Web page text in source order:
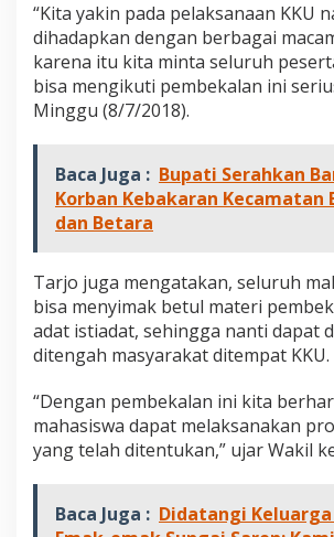
“Kita yakin pada pelaksanaan KKU
dihadapkan dengan berbagai
karena itu kita minta seluruh
bisa mengikuti pembekalan ini
Minggu (8/7/2018).
Baca Juga : Bupati Serahkan
Korban Kebakaran Kecamatan
dan Betara
Tarjo juga mengatakan, seluruh
bisa menyimak betul materi
adat istiadat, sehingga nanti dapat
ditengah masyarakat ditempat KKU.
“Dengan pembekalan ini kita
mahasiswa dapat melaksanakan
yang telah ditentukan,” ujar Wakil
Baca Juga : Didatangi Keluarga